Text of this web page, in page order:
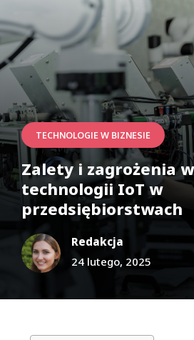
TECHNOLOGIE W BIZNESIE
Zalety i zagrożenia
technologii IoT w
przedsiębiorstwach
Redakcja
24 lutego, 2025